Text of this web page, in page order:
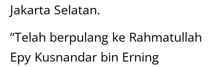
Jakarta Selatan.
“Telah berpulang ke Rahmatullah
Epy Kusnandar bin Erning